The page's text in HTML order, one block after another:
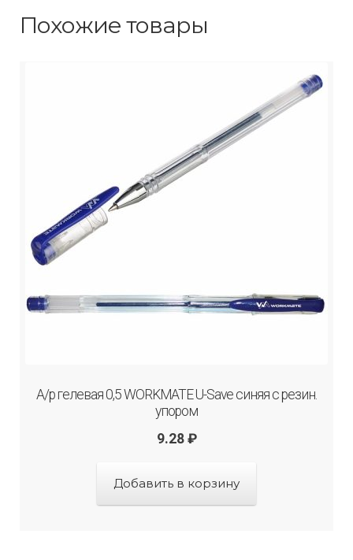
Похожие товары
А/р гелевая 0,5 WORKMATE U-Save синяя с резин.
упором
9.28 ₽
Добавить в корзину